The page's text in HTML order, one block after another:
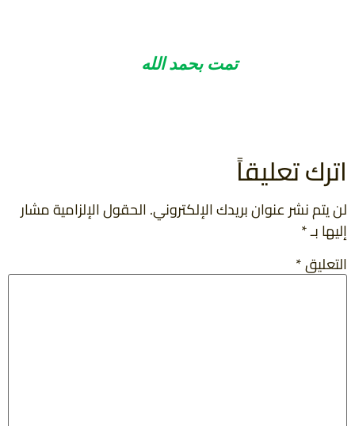
تمت بحمد الله
اترك تعليقاً
لن يتم نشر عنوان بريدك الإلكتروني.الحقول الإلزامية مشار
إليها بـ*
التعليق*